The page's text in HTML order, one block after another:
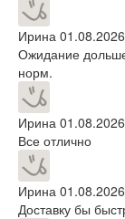
Ирина
Ожидание
норм.
Ирина
Все отлично
Ирина
Доставку бы